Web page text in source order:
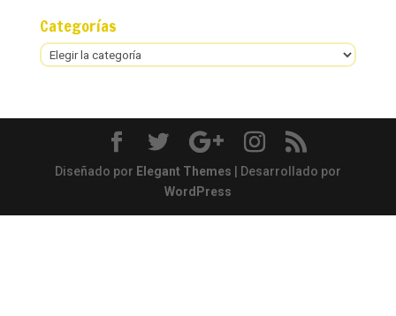
Categorías
Categorías
Diseñado por Elegant Themes | Desarrollado por
WordPress